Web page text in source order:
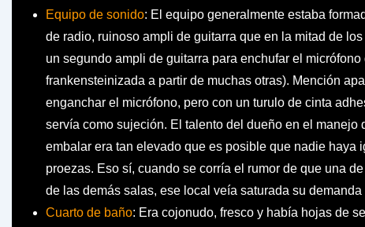
Equipo de sonido: El equipo generalmente estaba
de radio, ruinoso ampli de guitarra que en la mitad de
un segundo ampli de guitarra para enchufar el
frankensteinizada a partir de muchas otras). Mención
enganchar el micrófono, pero con un turulo de cinta
servía como sujeción. El talento del dueño en el manejo
embalar era tan elevado que es posible que nadie haya
proezas. Eso sí, cuando se corría el rumor de que una
de las demás salas, ese local veía saturada su demanda
Cuarto de baño: Era cojonudo, fresco y había hojas de